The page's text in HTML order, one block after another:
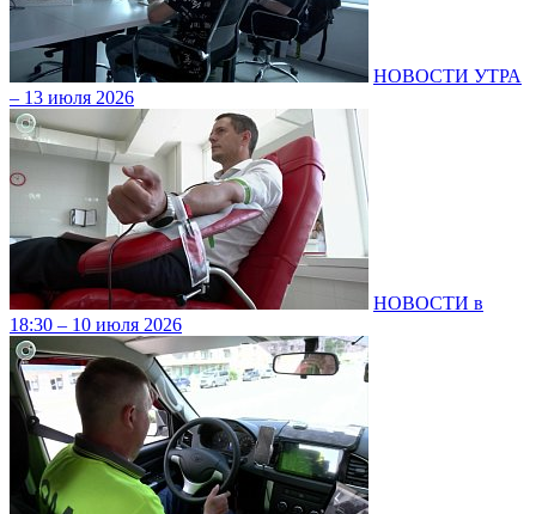
НОВОСТИ УТРА
– 13 июля 2026
НОВОСТИ в
18:30 – 10 июля 2026